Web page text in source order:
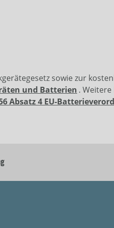
sowie zur
und Batterien .
Absatz 4 EU-